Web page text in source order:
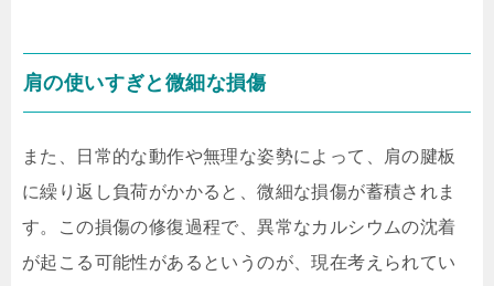
肩の使いすぎと微細な損傷
また、日常的な動作や無理な姿勢によって、肩の腱板
に繰り返し負荷がかかると、微細な損傷が蓄積されま
す。この損傷の修復過程で、異常なカルシウムの沈着
が起こる可能性があるというのが、現在考えられてい